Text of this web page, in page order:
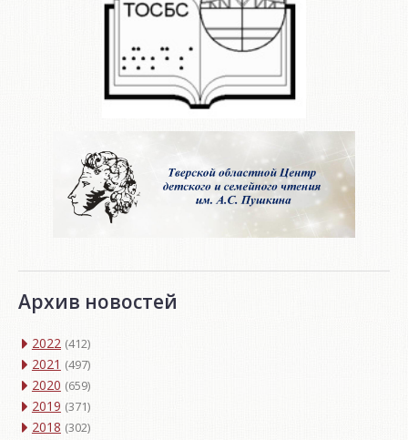
Архив новостей
2022 (412)
2021 (497)
2020 (659)
2019 (371)
2018 (302)